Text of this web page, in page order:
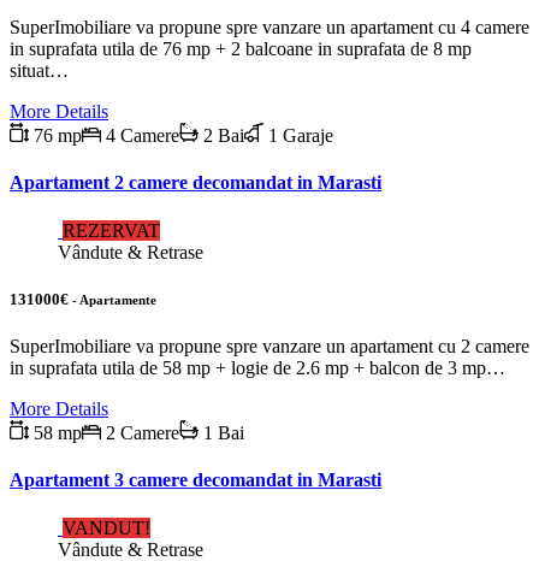
SuperImobiliare va propune spre vanzare un apartament cu 4 camere
in suprafata utila de 76 mp + 2 balcoane in suprafata de 8 mp
situat…
More Details
76 mp
4 Camere 2 Bai 1 Garaje
Apartament 2 camere decomandat in Marasti
REZERVAT
Vândute & Retrase
131000€ - Apartamente
SuperImobiliare va propune spre vanzare un apartament cu 2 camere
in suprafata utila de 58 mp + logie de 2.6 mp + balcon de 3 mp…
More Details
58 mp
2 Camere 1 Bai
Apartament 3 camere decomandat in Marasti
VANDUT!
Vândute & Retrase